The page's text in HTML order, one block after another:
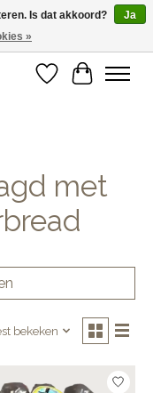
Verlanglijst
met
bekeken
Is dat akkoord?
Ja
»